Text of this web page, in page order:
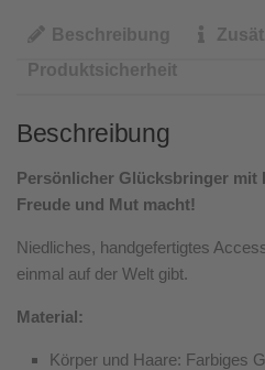
Beschreibung
Produktsicherheit
Beschreibung
Persönlicher Glücksbringer mit
Freude und Mut macht!
Niedliches, handgefertigtes
einmal auf der Welt gibt.
Material:
Körper und Haare: Farbiges